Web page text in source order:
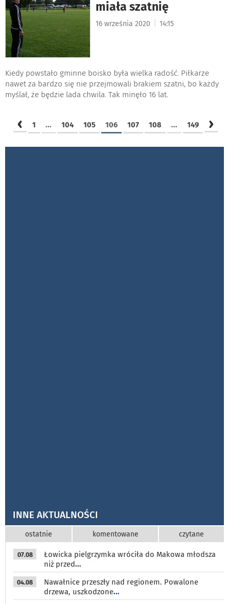
miała szatnię
16 września 2020 14:15
Kiedy powstało gminne boisko była wielka radość. Piłkarze
nawet za bardzo się nie przejmowali brakiem szatni, bo każdy
myślał, że będzie lada chwila. Tak minęło 16 lat.
‹ 1 ... 104 105 106 107 108 ... 149 ›
INNE AKTUALNOŚCI
ostatnie komentowane czytane
07.08
Łowicka pielgrzymka wróciła do Makowa młodsza
niż przed...
04.08
Nawałnice przeszły nad regionem. Powalone
drzewa, uszkodzone...